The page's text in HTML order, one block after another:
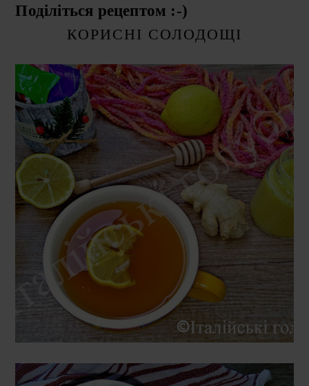
Поділіться рецептом :-)
КОРИСНІ СОЛОДОЩІ
СЕРЕДА, 16 ГРУДНЯ 2020 Р.
ІМБИР З МЕДОМ І ЛИМОНОМ